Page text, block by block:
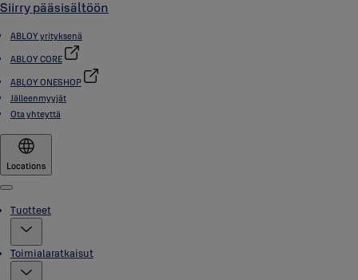
Siirry pääsisältöön
ABLOY yrityksenä
ABLOY CORE
ABLOY ONESHOP
Jälleenmyyjät
Ota yhteyttä
Locations
Menu
Tuotteet
Toimialaratkaisut